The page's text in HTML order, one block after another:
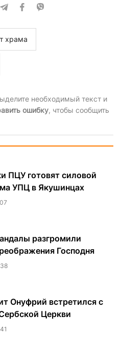
храма
необходимый текст и
ошибку, чтобы сообщить
ПЦУ готовят силовой
УПЦ в Якушинцах
разгромили
Господня
Онуфрий встретился с
Церкви